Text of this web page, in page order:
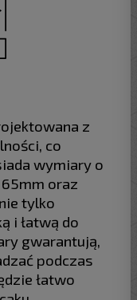
z
co
wymiary o
oraz
tylko
i łatwą do
gwarantują,
podczas
łatwo